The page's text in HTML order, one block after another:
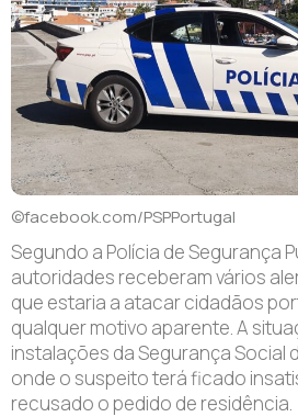
©facebook.com/PSPPortugal
Segundo a Polícia de Segurança
autoridades receberam vários
que estaria a atacar cidadãos
qualquer motivo aparente. A
instalações da Segurança Social
onde o suspeito terá ficado
recusado o pedido de residência.